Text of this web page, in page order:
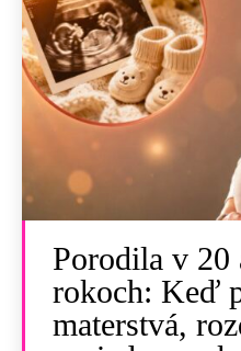
Porodila v 20
rokoch: Keď
materstvá,